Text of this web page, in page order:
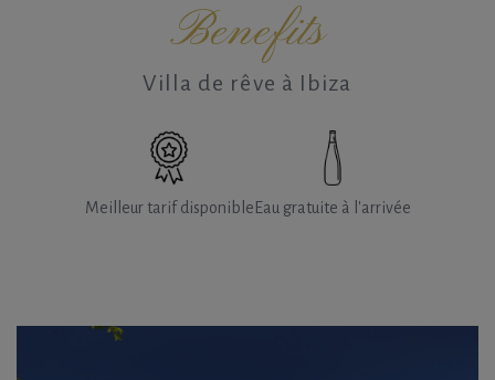
Benefits
Villa de rêve à Ibiza
Meilleur tarif disponible Eau gratuite à l'arrivée